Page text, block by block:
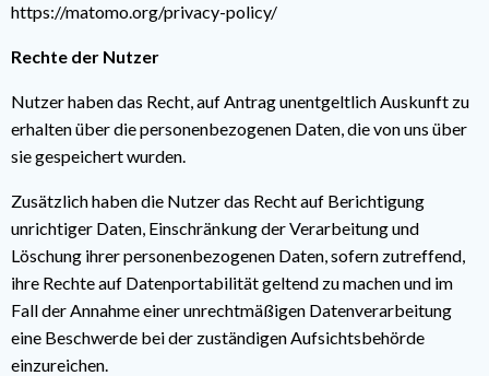
https://matomo.org/privacy-policy/
Rechte der Nutzer
Nutzer haben das Recht, auf Antrag unentgeltlich Auskunft zu
erhalten über die personenbezogenen Daten, die von uns über
sie gespeichert wurden.
Zusätzlich haben die Nutzer das Recht auf Berichtigung
unrichtiger Daten, Einschränkung der Verarbeitung und
Löschung ihrer personenbezogenen Daten, sofern zutreffend,
ihre Rechte auf Datenportabilität geltend zu machen und im
Fall der Annahme einer unrechtmäßigen Datenverarbeitung
eine Beschwerde bei der zuständigen Aufsichtsbehörde
einzureichen.